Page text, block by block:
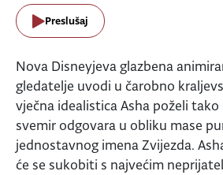
Preslušaj
Nova Disneyjeva glazbena
gledatelje uvodi u čarobno
vječna idealistica Asha poželi
svemir odgovara u obliku mase
jednostavnog imena Zvijezda.
će se sukobiti s najvećim